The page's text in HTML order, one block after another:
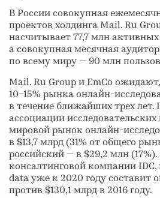
В России совокупная
проектов холдинга Mail. Ru
насчитывает 77,7 млн активных
а совокупная месячная
по всему миру — 90 млн
Mail. Ru Group и EmCo
10–15% рынка онлайн-
в течение ближайших трех
ассоциации
мировой рынок онлайн-
в $13,7 млрд (31% от общего
российский — в $29,2 млн
консалтинговой компании
data уже к 2020 году составит
против $130,1 млрд в 2016 году.